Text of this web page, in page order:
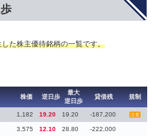
た株主優待銘柄の一覧です。
株価 逆日歩
最大
逆日歩
貸借残 規制
1,182 19.20 19.20 -187,200 注意
3,575 12.10 28.80 -222,000